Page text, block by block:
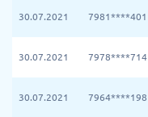
30.07.2021 7981****401
30.07.2021 7978****714
30.07.2021 7964****198